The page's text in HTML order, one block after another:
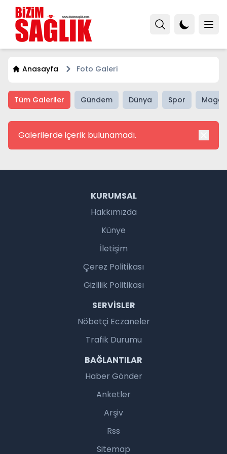
Anasayfa Foto Galeri
Tüm Galeriler Gündem Dünya Spor
Galerilerde içerik bulunamadı.
KURUMSAL
Hakkımızda
Künye
İletişim
Çerez Politikası
Gizlilik Politikası
SERVISLER
Nöbetçi Eczaneler
Trafik Durumu
BAĞLANTILAR
Haber Gönder
Anketler
Arşiv
Rss
Sitemap